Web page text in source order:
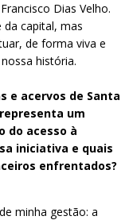
Dias Velho.
da capital, mas
de forma viva e
história.
e acervos de Santa
um
do acesso à
iniciativa e quais
enfrentados?
minha gestão: a